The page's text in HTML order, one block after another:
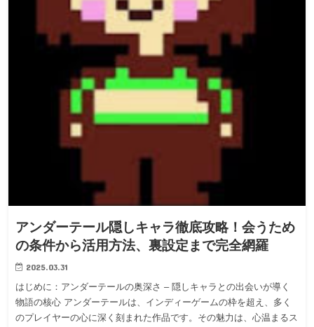
アンダーテール隠しキャラ徹底攻略！会うため
の条件から活用方法、裏設定まで完全網羅
2025.03.31
はじめに：アンダーテールの奥深さ – 隠しキャラとの出会いが導く
物語の核心 アンダーテールは、インディーゲームの枠を超え、多く
のプレイヤーの心に深く刻まれた作品です。その魅力は、心温まるス